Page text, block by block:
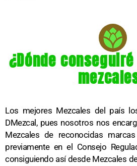
¿Dónde
Los mejores Mezcales del país
DMezcal, pues nosotros nos
Mezcales de reconocidas
previamente en el Consejo
consiguiendo así desde Mezcales